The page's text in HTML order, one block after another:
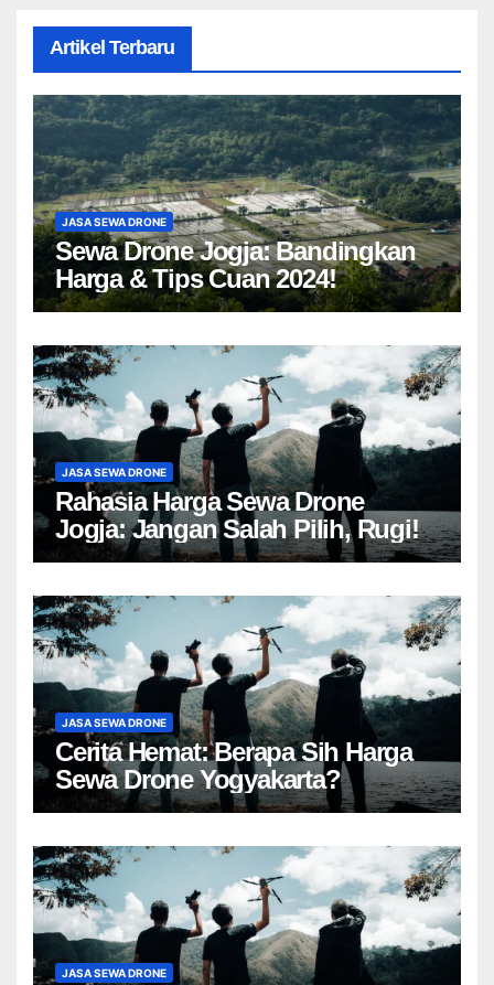
Artikel Terbaru
JASA SEWA DRONE
Sewa Drone Jogja: Bandingkan
Harga & Tips Cuan 2024!
JASA SEWA DRONE
Rahasia Harga Sewa Drone
Jogja: Jangan Salah Pilih, Rugi!
JASA SEWA DRONE
Cerita Hemat: Berapa Sih Harga
Sewa Drone Yogyakarta?
JASA SEWA DRONE